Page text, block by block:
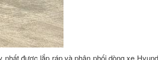
được lắp ráp và phân phối dòng xe